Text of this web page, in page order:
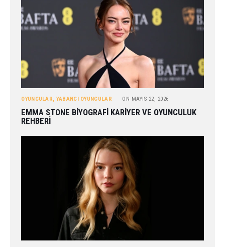
OYUNCULAR, YABANCI OYUNCULAR ON MAYIS 22, 2026
EMMA STONE BIYOGRAFI KARIYER VE OYUNCULUK
REHBERI